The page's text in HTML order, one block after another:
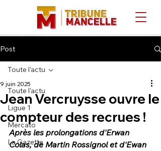
Post
Toute l'actu
Ligue 1
Mercato
La Gazette
Toute l'actu
Jean Vercruysse ouvre le
compteur des recrues !
9 juin 2025
Après les prolongations d'Erwan
Colas, de Martin Rossignol et d'Ewan